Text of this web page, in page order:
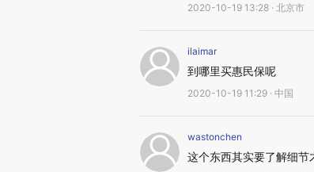
2020-10-19 13:28 · 北京市
ilaimar
到哪里买惠民保呢
2020-10-19 11:29 · 中国
wastonchen
这个东西其实要了解细